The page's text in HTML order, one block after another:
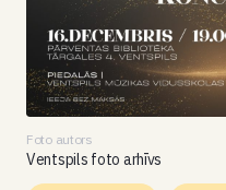
Foto autors
Ventspils foto arhīvs